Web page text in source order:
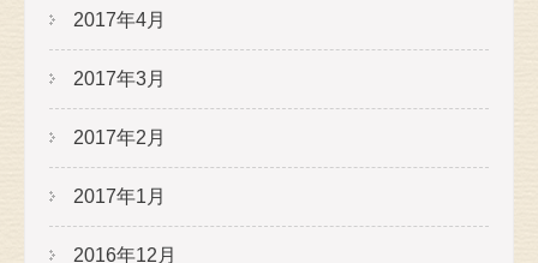
2017年4月
2017年3月
2017年2月
2017年1月
2016年12月